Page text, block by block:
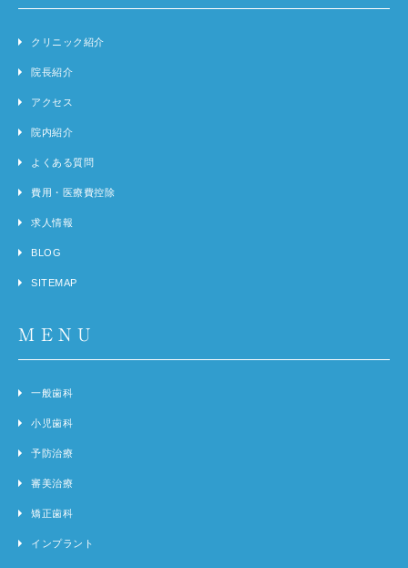
クリニック紹介
院長紹介
アクセス
院内紹介
よくある質問
費用・医療費控除
求人情報
BLOG
SITEMAP
MENU
一般歯科
小児歯科
予防治療
審美治療
矯正歯科
インプラント